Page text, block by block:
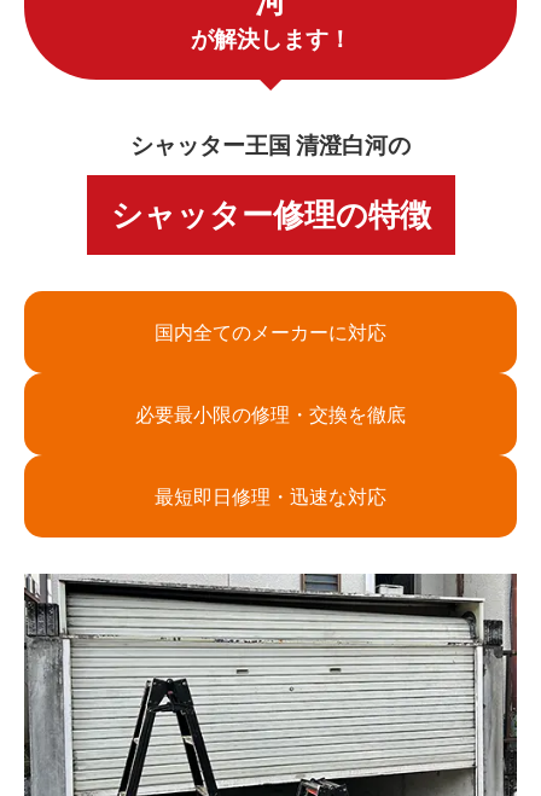
が解決します！
シャッター王国 清澄白河の
シャッター修理の特徴
国内全てのメーカーに対応
必要最小限の修理・交換を徹底
最短即日修理・迅速な対応